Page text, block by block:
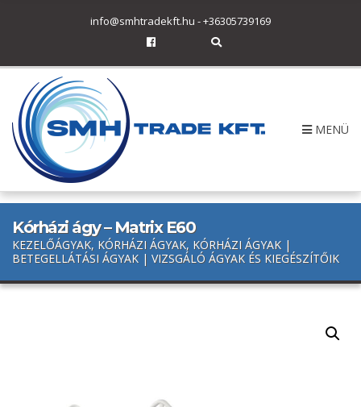
info@smhtradekft.hu -+36305739169
:
E
p
e
f
m
MENÜ
Kórházi ágy – Matrix E60
KEZELŐÁGYAK, KÓRHÁZI ÁGYAK, KÓRHÁZI ÁGYAK |
BETEGELLÁTÁSI ÁGYAK | VIZSGÁLÓ ÁGYAK ÉS KIEGÉSZÍTŐIK